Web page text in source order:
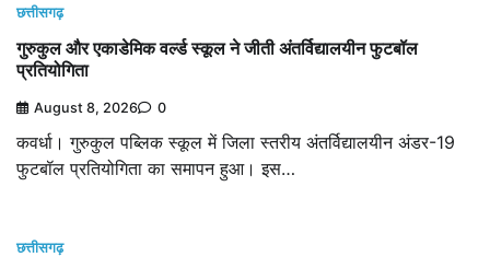
छत्तीसगढ़
गुरुकुल और एकाडेमिक वर्ल्ड स्कूल ने जीती अंतर्विद्यालयीन फुटबॉल
प्रतियोगिता
August 8, 2026 0
कवर्धा। गुरुकुल पब्लिक स्कूल में जिला स्तरीय अंतर्विद्यालयीन अंडर-19
फुटबॉल प्रतियोगिता का समापन हुआ। इस…
छत्तीसगढ़